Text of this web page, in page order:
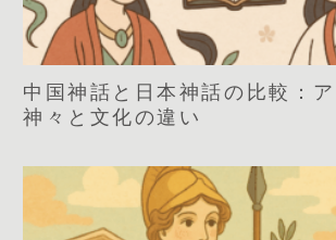
中国神話と日本神話の比較：
神々と文化の違い